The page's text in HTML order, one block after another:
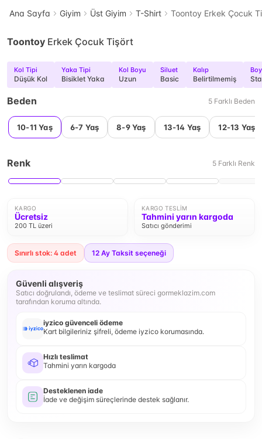
Ana Sayfa Giyim Üst Giyim T-Shirt Toontoy Erkek Çocuk
Toontoy Erkek Çocuk Tişört
Kol Tipi
Düşük Kol
Yaka Tipi
Bisiklet Yaka
Kol Boyu
Uzun
Siluet
Basic
Kalıp
Belirtilmemiş
Boy
Beden 5 Farklı Beden
10-11 Yaş 6-7 Yaş 8-9 Yaş 13-14 Yaş 12-13 Yaş
Renk 5 Farklı Renk
KARGO
Ücretsiz
200 TL üzeri
KARGO TESLIM
Tahmini yarın kargoda
Satıcı gönderimi
Sınırlı stok: 4 adet 12 Ay Taksit seçeneği
Güvenli alışveriş
Satıcı doğrulandı, ödeme ve teslimat süreci gormeklazim.com
tarafından koruma altında.
iyzico güvenceli ödeme
Kart bilgileriniz şifreli, ödeme iyzico korumasında.
Hızlı teslimat
Tahmini yarın kargoda
Desteklenen iade
İade ve değişim süreçlerinde destek sağlanır.